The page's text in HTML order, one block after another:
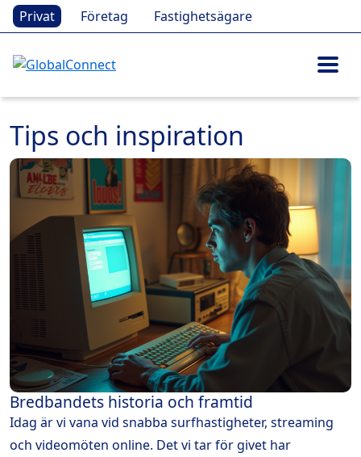
Privat Företag Fastighetsägare
Tips och inspiration
Bredbandets historia och framtid
Idag är vi vana vid snabba surfhastigheter, streaming
och videomöten online. Det vi tar för givet har